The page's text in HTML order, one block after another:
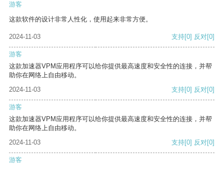
游客
这款软件的设计非常人性化，使用起来非常方便。
2024-11-03 支持[0] 反对[0]
游客
这款加速器VPM应用程序可以给你提供最高速度和安全性的连接，并帮
助你在网络上自由移动。
2024-11-03
支持[0] 反对[0]
游客
这款加速器VPM应用程序可以给你提供最高速度和安全性的连接，并帮
助你在网络上自由移动。
2024-11-03
支持[0] 反对[0]
游客